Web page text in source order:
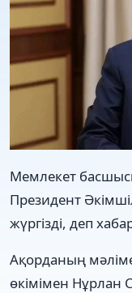
Мемлекет
Президент
жүргізді, деп
Ақорданың
өкімімен Нұрлан